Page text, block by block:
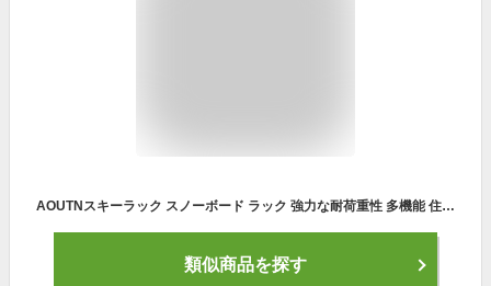
AOUTNスキーラック スノーボード ラック 強力な耐荷重性 多機能 住宅やガレージに適しています (ブラック)
類似商品を探す